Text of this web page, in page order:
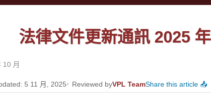
法律文件更新通訊 2025
10 月
5 11 月, 2025 Reviewed byVPL TeamShare this article 📤